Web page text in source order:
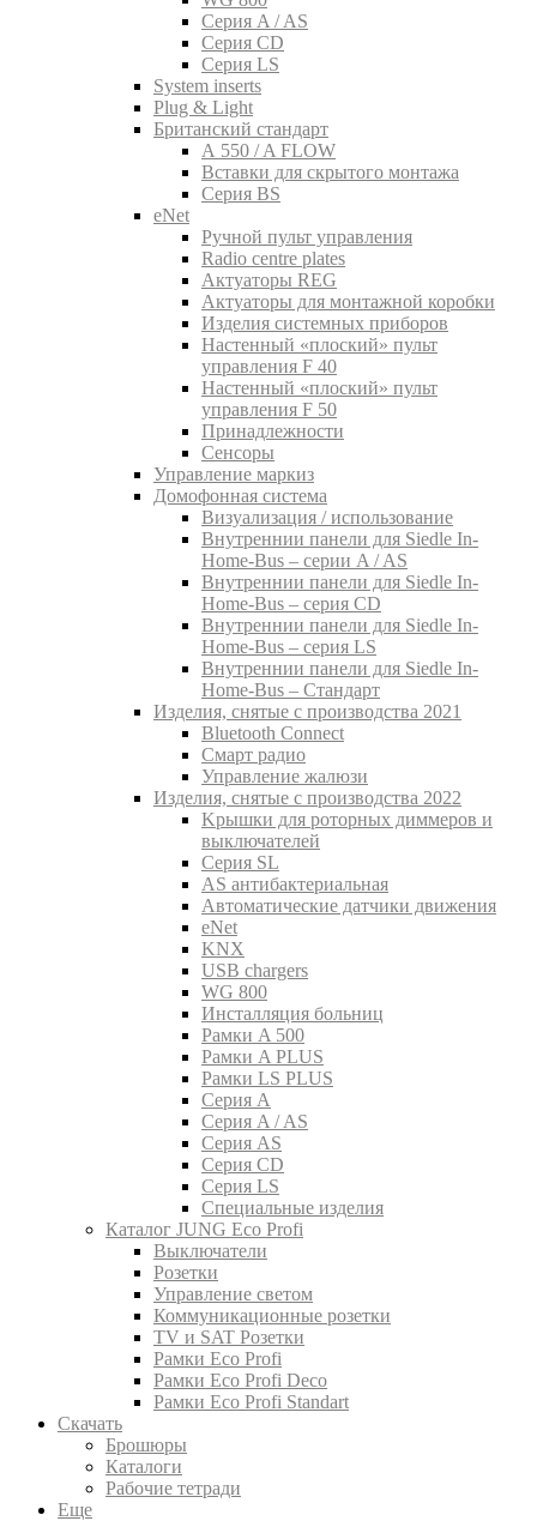
Серия A / AS
Серия CD
Серия LS
System inserts
Plug & Light
Британский стандарт
A 550 / A FLOW
Вставки для скрытого монтажа
Серия BS
eNet
Pучной пульт управления
Radio centre plates
Актуаторы REG
Актуаторы для монтажной коробки
Изделия системных приборов
Настенный «плоский» пульт
управления F 40
Настенный «плоский» пульт
управления F 50
Принадлежности
Сенсоры
Управление маркиз
Домофонная система
Визуализация / использование
Внутреннии панели для Siedle In-
Home-Bus – серии A / AS
Внутреннии панели для Siedle In-
Home-Bus – серия CD
Внутреннии панели для Siedle In-
Home-Bus – серия LS
Внутреннии панели для Siedle In-
Home-Bus – Стандарт
Изделия, снятые с производства 2021
Bluetooth Connect
Смарт радио
Управление жалюзи
Изделия, снятые с производства 2022
Kрышки для роторных диммеров и
выключателей
Серия SL
AS антибактериальная
Aвтоматические датчики движения
eNet
KNX
USB chargers
WG 800
Инсталляция больниц
Рамки A 500
Рамки A PLUS
Рамки LS PLUS
Серия A
Серия A / AS
Серия AS
Серия CD
Серия LS
Специальные изделия
Каталог JUNG Eco Profi
Выключатели
Розетки
Управление светом
Коммуникационные розетки
TV и SAT Розетки
Рамки Eco Profi
Рамки Eco Profi Deco
Рамки Eco Profi Standart
Скачать
Брошюры
Каталоги
Рабочие тетради
Еще